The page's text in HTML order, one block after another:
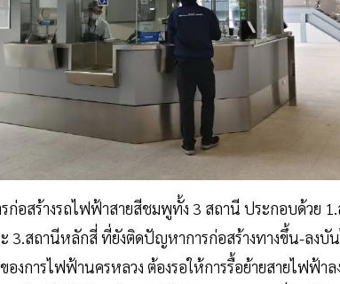
อสร้างรถไฟฟ้าสายสีชมพูทั้ง 3 สถานี ประกอบด้วย
3.สถานีหลักสี่ ที่ยังติดปัญหาการก่อสร้างทางขึ้น-ลง
งการไฟฟ้านครหลวง ต้องรอให้การรื้อย้ายสายไฟฟ้าล